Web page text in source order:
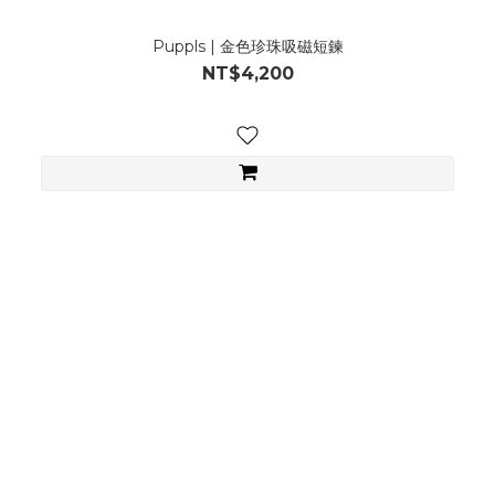
Puppls | 金色珍珠吸磁短鍊
NT$4,200